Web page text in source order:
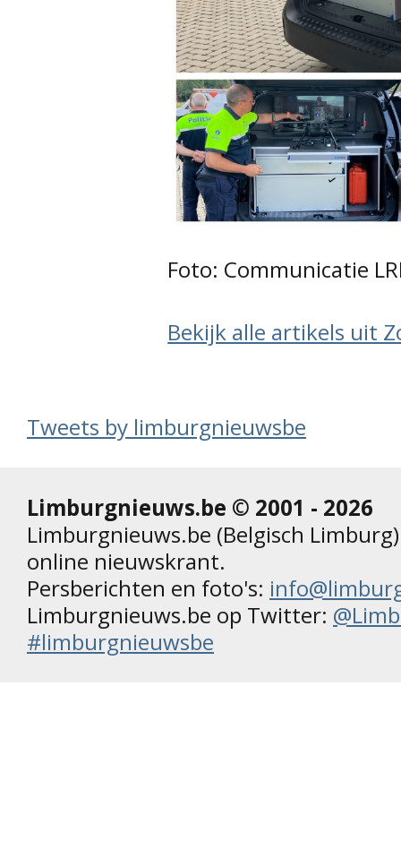
Foto: Communicatie
Bekijk alle artikels uit
Tweets by limburgnieuwsbe
Limburgnieuws.be © 2001 - 2026
Limburgnieuws.be (Belgisch
online nieuwskrant.
Persberichten en foto's:
Limburgnieuws.be op Twitter:
#limburgnieuwsbe